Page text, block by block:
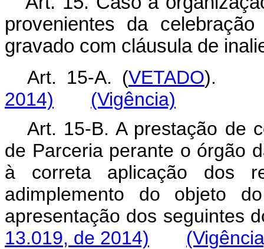
provenientes da
gravado com cláusula de
Art. 15-A. (VETADO
2014)
(Vigência)
Art. 15-B. A prestação de
de Parceria perante o órgão
à correta aplicação dos
adimplemento do objeto
apresentação dos
13.019, de 2014)